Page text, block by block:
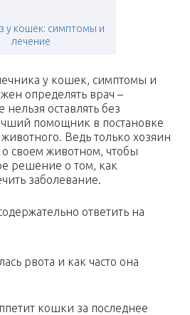
у кошек: симптомы и
лечение
у кошек, симптомы и
определять врач –
оставлять без
помощник в постановке
Ведь только хозяин
о своем животном, чтобы
решение о том, как
заболевание.
ответить на
рвота и как часто она
кошки за последнее